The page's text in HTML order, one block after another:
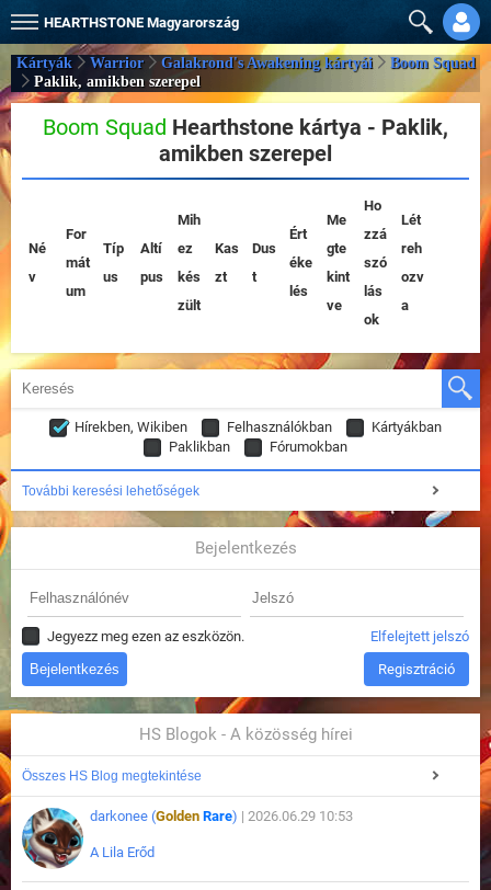
HEARTHSTONE Magyarország
Kártyák Warrior Galakrond's Awakening kártyái
Boom Squad
Paklik, amikben szerepel
Boom Squad Hearthstone kártya - Paklik,
amikben szerepel
Né
v
For
mát
um
Típ
us
Altí
pus
Mih
ez
kés
zült
Kas
zt
Dus
t
Ért
éke
lés
Me
gte
kint
ve
Ho
zzá
szó
lás
ok
Lét
reh
ozv
a
Hírekben, Wikiben Felhasználókban
Kártyákban
Paklikban
Fórumokban
További keresési lehetőségek
Bejelentkezés
Jegyezz meg ezen az eszközön. Elfelejtett jelszó
Regisztráció
HS Blogok - A közösség hírei
Összes HS Blog megtekintése
darkonee (Golden Rare) | 2026.06.29 10:53
A Lila Erőd